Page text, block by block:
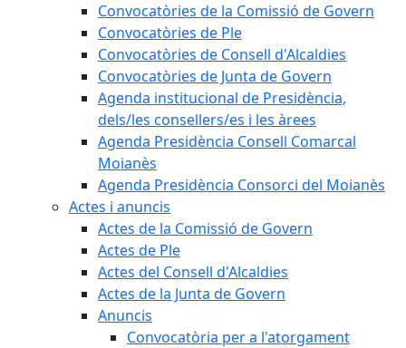
Convocatòries de la Comissió de Govern
Convocatòries de Ple
Convocatòries de Consell d'Alcaldies
Convocatòries de Junta de Govern
Agenda institucional de Presidència,
dels/les consellers/es i les àrees
Agenda Presidència Consell Comarcal
Moianès
Agenda Presidència Consorci del Moianès
Actes i anuncis
Actes de la Comissió de Govern
Actes de Ple
Actes del Consell d'Alcaldies
Actes de la Junta de Govern
Anuncis
Convocatòria per a l'atorgament